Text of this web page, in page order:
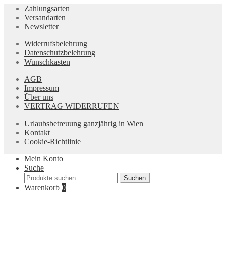
Zahlungsarten
Versandarten
Newsletter
Widerrufsbelehrung
Datenschutzbelehrung
Wunschkasten
AGB
Impressum
Über uns
VERTRAG WIDERRUFEN
Urlaubsbetreuung ganzjährig in Wien
Kontakt
Cookie-Richtlinie
Mein Konto
Suche
Suchen
nach:
Suchen
Warenkorb 0